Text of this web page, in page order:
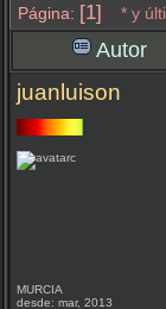
Página: [1] * y
Autor
juanluison
MURCIA
desde: mar, 2013